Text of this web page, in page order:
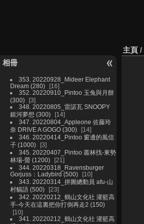
相冊
353. 20220928_Mideer Elephant
Dream (280)
16
352. 20220910_Pintoo 玉兔與月餅
(300)
3
348. 20220805_雷諾瓦 SNOOPY
銀河夢想 (300)
14
347. 20220804_Appleone 佐藤玲
奈 DRIVE A GOGO (300)
14
346. 20220414_Pintoo 窗邊的風信
子 (1000)
3
345. 20220407_Pintoo 叢林找-東勢
林場-螢 (1200)
21
344. 20220318_Ravensburger
Gorjuss：Ladybird (500)
10
343. 20220314_拼圖總動員 afu-山
村貓語 (500)
23
342. 20220212_鶴山文化社 灌籃高
手-今天在這裏把你打倒再走2 (150)
10
341. 20220212_鶴山文化社 灌籃高
主頁 /